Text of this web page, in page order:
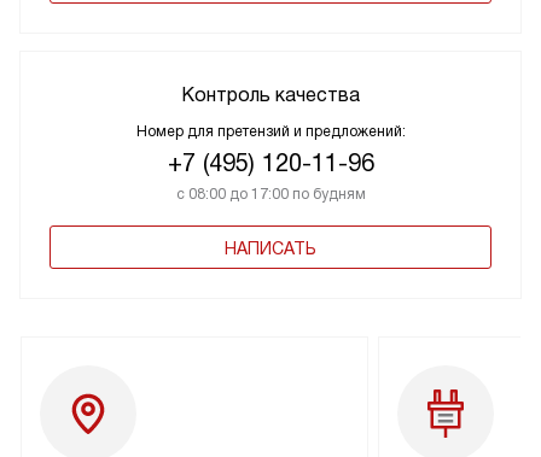
Контроль качества
Номер для претензий и предложений:
+7 (495) 120-11-96
с 08:00 до 17:00 по будням
НАПИСАТЬ